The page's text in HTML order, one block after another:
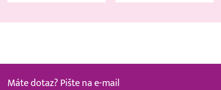
Máte dotaz? Pište na e-mail